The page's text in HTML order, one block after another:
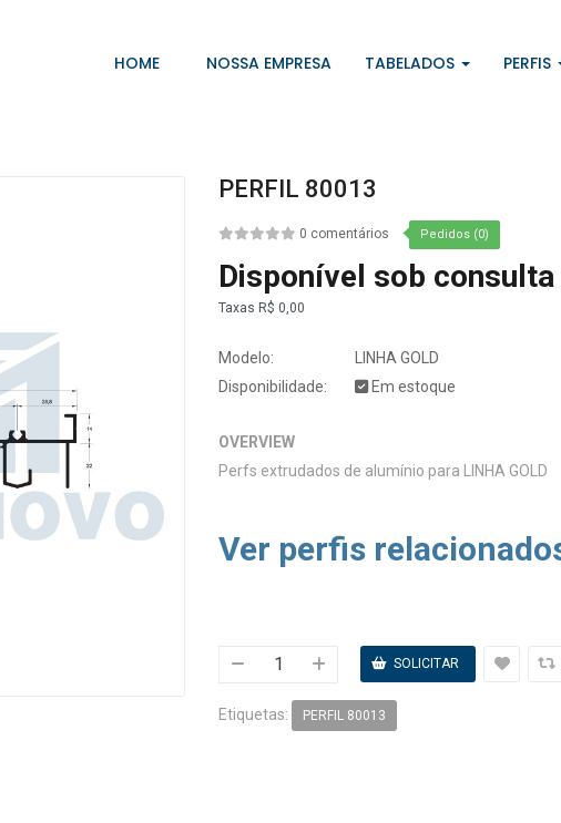
HOME NOSSA EMPRESA TABELADOS PERFIS
PERFIL 80013
0 comentários Pedidos (0)
Disponível sob consulta
Taxas R$ 0,00
Modelo:
LINHA GOLD
Disponibilidade:
Em estoque
OVERVIEW
Perfs extrudados de alumínio para LINHA GOLD
Ver perfis
Etiquetas: PERFIL 80013